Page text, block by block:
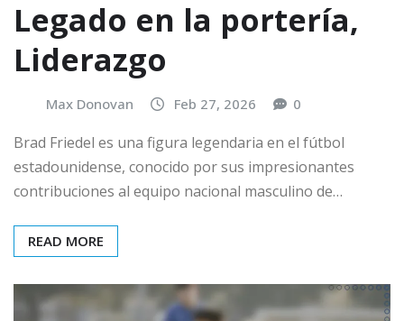
Legado en la portería,
Liderazgo
Max Donovan Feb 27, 2026 0
Brad Friedel es una figura legendaria en el fútbol
estadounidense, conocido por sus impresionantes
contribuciones al equipo nacional masculino de…
READ MORE